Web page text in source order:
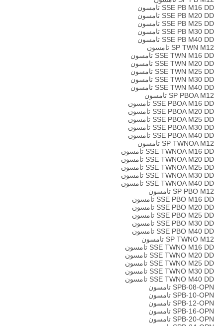
SSE PB M16 DD تامسون
SSE PB M20 DD تامسون
SSE PB M25 DD تامسون
SSE PB M30 DD تامسون
SSE PB M40 DD تامسون
SP TWN M12 تامسون
SSE TWN M16 DD تامسون
SSE TWN M20 DD تامسون
SSE TWN M25 DD تامسون
SSE TWN M30 DD تامسون
SSE TWN M40 DD تامسون
SP PBOA M12 تامسون
SSE PBOA M16 DD تامسون
SSE PBOA M20 DD تامسون
SSE PBOA M25 DD تامسون
SSE PBOA M30 DD تامسون
SSE PBOA M40 DD تامسون
SP TWNOA M12 تامسون
SSE TWNOA M16 DD تامسون
SSE TWNOA M20 DD تامسون
SSE TWNOA M25 DD تامسون
SSE TWNOA M30 DD تامسون
SSE TWNOA M40 DD تامسون
SP PBO M12 تامسون
SSE PBO M16 DD تامسون
SSE PBO M20 DD تامسون
SSE PBO M25 DD تامسون
SSE PBO M30 DD تامسون
SSE PBO M40 DD تامسون
SP TWNO M12 تامسون
SSE TWNO M16 DD تامسون
SSE TWNO M20 DD تامسون
SSE TWNO M25 DD تامسون
SSE TWNO M30 DD تامسون
SSE TWNO M40 DD تامسون
SPB-08-OPN تامسون
SPB-10-OPN تامسون
SPB-12-OPN تامسون
SPB-16-OPN تامسون
SPB-20-OPN تامسون